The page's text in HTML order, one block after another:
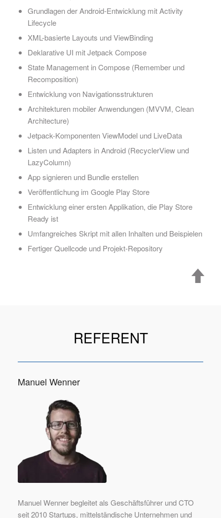
Grundlagen der Android-Entwicklung mit Activity
Lifecycle
XML-basierte Layouts und ViewBinding
Deklarative UI mit Jetpack Compose
State Management in Compose (Remember und
Recomposition)
Entwicklung von Navigationsstrukturen
Architekturen mobiler Anwendungen (MVVM, Clean
Architecture)
Jetpack-Komponenten ViewModel und LiveData
Listen und Adapters in Android (RecyclerView und
LazyColumn)
App signieren und Bundle erstellen
Veröffentlichung im Google Play Store
Entwicklung einer ersten Applikation, die Play Store
Ready ist
Umfangreiches Skript mit allen Inhalten und Beispielen
Fertiger Quellcode und Projekt-Repository
REFERENT
Manuel Wenner
Manuel Wenner begleitet als Geschäftsführer und CTO
seit 2010 Startups, mittelständische Unternehmen und